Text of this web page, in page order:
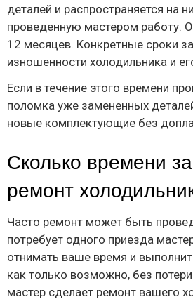
деталей и распространяется на
проведенную мастером работу.
12 месяцев. Конкретные сроки
изношенности холодильника и
Если в течение этого времени
поломка уже замененных
новые комплектующие без
Сколько времени
ремонт
Часто ремонт может быть
потребует одного приезда
отнимать ваше время и
как только возможно, без
мастер сделает ремонт вашего